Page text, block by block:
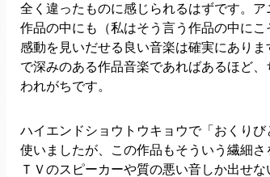
全く違ったものに感じられるはずです。
作品の中にも（私はそう言う作品の中にこ
感動を見いだせる良い音楽は確実にあり
で深みのある作品音楽であればあるほど
われがちです。
ハイエンドショウトウキョウで「おくり
使いましたが、この作品もそういう繊細さ
ＴＶのスピーカーや質の悪い音しか出せ